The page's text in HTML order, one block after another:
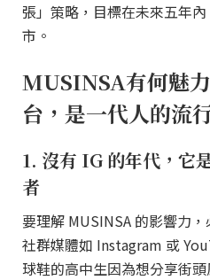
張」策略，目標在未來五年
市。
MUSINSA有何魅
台，是一代人的流
1. 沒有 IG 的年代，它
者
要理解 MUSINSA 的影響力
社群媒體如 Instagram 或
球鞋的高中生因為想分享街